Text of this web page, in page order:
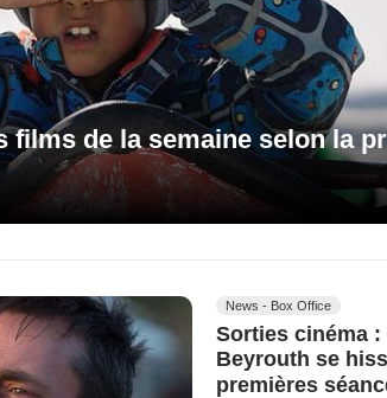
films de la semaine selon la
News - Box Office
Sorties cinéma :
Beyrouth se
premières